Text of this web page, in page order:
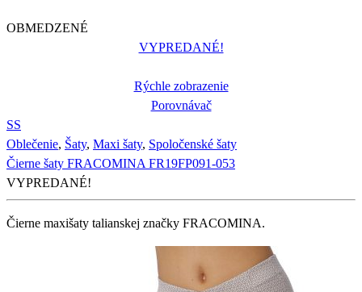
OBMEDZENÉ
VYPREDANÉ!
Rýchle zobrazenie
Porovnávač
SS
Oblečenie, Šaty, Maxi šaty, Spoločenské šaty
Čierne šaty FRACOMINA FR19FP091-053
VYPREDANÉ!
Čierne maxišaty talianskej značky FRACOMINA.